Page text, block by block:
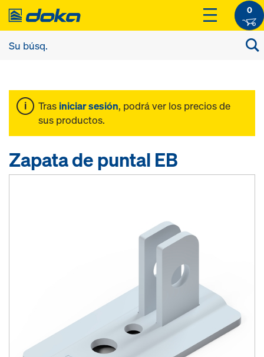
0
Tras iniciar sesión, podrá ver los precios de
sus productos.
Zapata de puntal EB